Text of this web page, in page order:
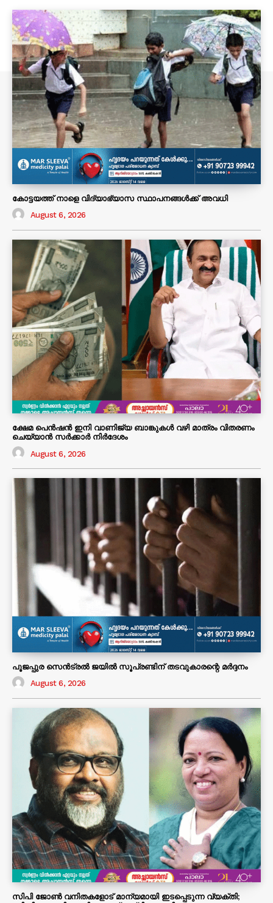
കോട്ടയത്ത് നാളെ വിദ്യാഭ്യാസ സ്ഥാപനങ്ങൾക്ക് അവധി
August 6, 2026
ക്ഷേമ പെൻഷൻ ഇനി വാണിജ്യ ബാങ്കുകൾ വഴി മാത്രം വിതരണം
ചെയ്യാൻ സർക്കാർ നിർദേശം
August 6, 2026
പൂജപ്പുര സെൻട്രൽ ജയിൽ സൂപ്രണ്ടിന് തടവുകാരന്റെ മർദ്ദനം
August 6, 2026
സിപി ജോൺ വനിതകളോട് മാന്യമായി ഇടപ്പെടുന്ന വ്യക്തി;